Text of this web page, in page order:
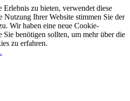
Erlebnis zu bieten, verwendet diese
Nutzung Ihrer Website stimmen Sie der
Wir haben eine neue Cookie-
benötigen sollten, um mehr über die
zu erfahren.